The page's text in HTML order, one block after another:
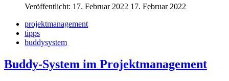
Veröffentlicht: 17. Februar 2022 17. Februar 2022
projektmanagement
tipps
buddysystem
Buddy-System im Projektmanagement